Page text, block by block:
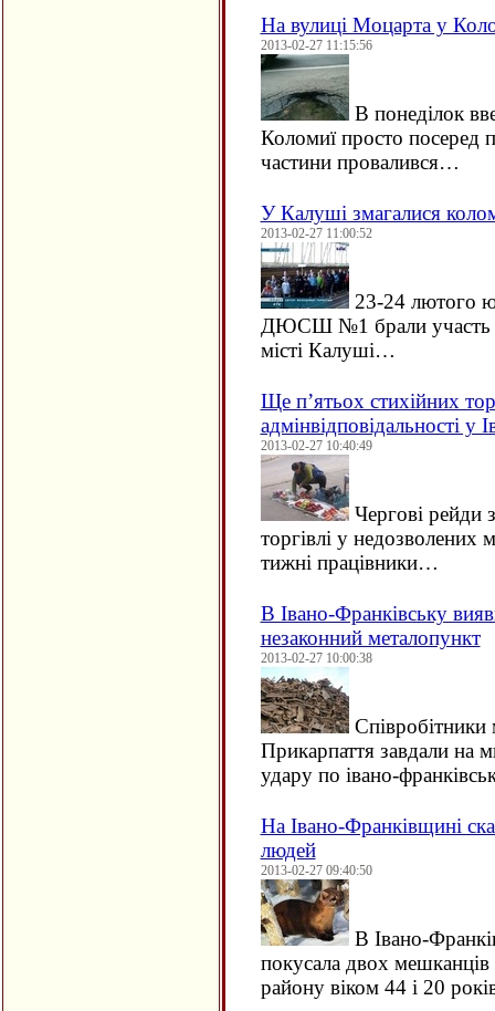
На вулиці Моцарта у
2013-02-27 11:15:56
В понеділок
Коломиї просто посеред
частини провалився…
У Калуші змагалися
2013-02-27 11:00:52
23-24 лютого
ДЮСШ №1 брали участь у
місті Калуші…
Ще п’ятьох стихійних
адмінвідповідальності у
2013-02-27 10:40:49
Чергові рейди
торгівлі у
тижні працівники…
В Івано-Франківську
незаконний металопункт
2013-02-27 10:00:38
Співробітники
Прикарпаття завдали на
удару по івано-
На Івано-Франківщині
людей
2013-02-27 09:40:50
В Івано-
покусала двох
району віком 44 і 20